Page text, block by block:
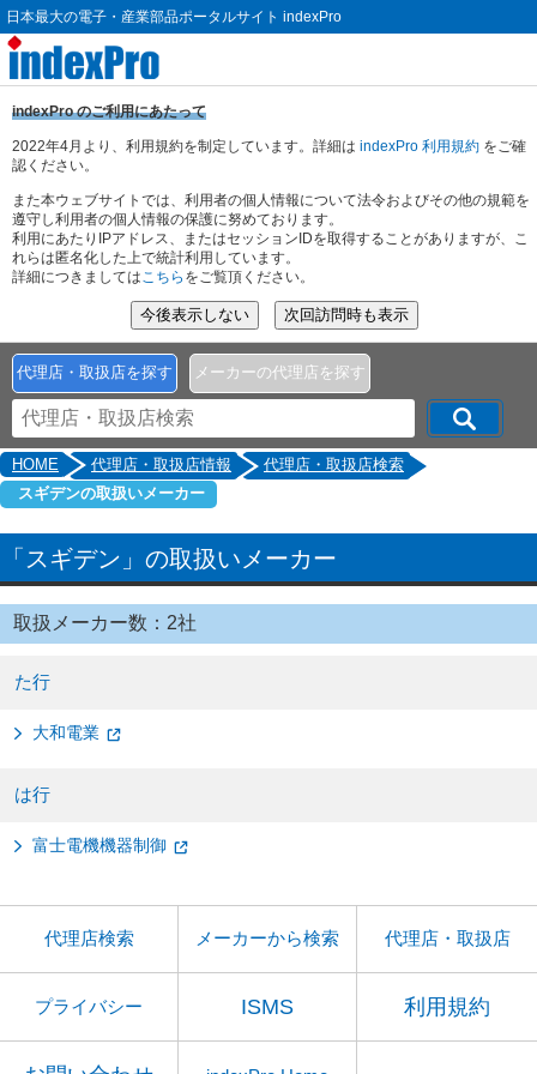
日本最大の電子・産業部品ポータルサイト indexPro
indexPro のご利用にあたって
2022年4月より、利用規約を制定しています。詳細は indexPro 利用規約 をご確
認ください。
また本ウェブサイトでは、利用者の個人情報について法令およびその他の規範を
遵守し利用者の個人情報の保護に努めております。
利用にあたりIPアドレス、またはセッションIDを取得することがありますが、こ
れらは匿名化した上で統計利用しています。
詳細につきましてはこちら をご覧頂ください。
代理店・取扱店を探す メーカーの代理店を探す
HOME 代理店・取扱店情報
代理店・取扱店検索
スギデンの取扱いメーカー
「スギデン」の取扱いメーカー
取扱メーカー数：2社
た行
大和電業
は行
富士電機機器制御
代理店検索 メーカーから検索 代理店・取扱店
プライバシー ISMS 利用規約